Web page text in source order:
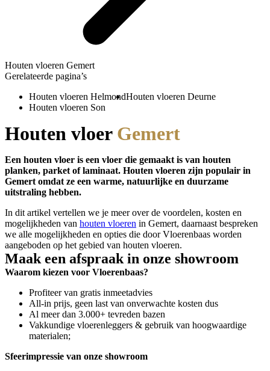
Houten vloeren Gemert
Gerelateerde pagina’s
Houten vloeren HelmondHouten vloeren Deurne
Houten vloeren Son
Houten vloerGemert
Een houten vloer is een vloer die gemaakt is van houten
planken, parket of laminaat. Houten vloeren zijn populair in
Gemert omdat ze een warme, natuurlijke en duurzame
uitstraling hebben.
In dit artikel vertellen we je meer over de voordelen, kosten en
mogelijkheden van houten vloeren in Gemert, daarnaast bespreken
we alle mogelijkheden en opties die door Vloerenbaas worden
aangeboden op het gebied van houten vloeren.
Maak een afspraak in onze showroom
Waarom kiezen voor Vloerenbaas?
Profiteer van gratis inmeetadvies
All-in prijs, geen last van onverwachte kosten dus
Al meer dan 3.000+ tevreden bazen
Vakkundige vloerenleggers & gebruik van hoogwaardige
materialen;
Sfeerimpressie van onze showroom